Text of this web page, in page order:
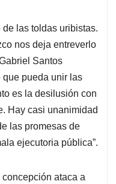
las toldas uribistas.
nos deja entreverlo
Santos
que pueda unir las
es la desilusión con
Hay casi unanimidad
las promesas de
ejecutoria pública”.
ataca a